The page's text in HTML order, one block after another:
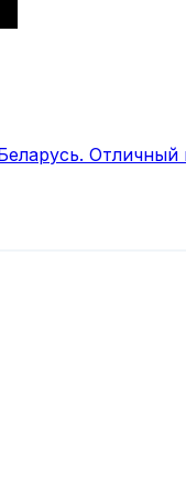
Отличный